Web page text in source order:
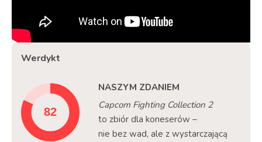
Werdykt
NASZYM ZDANIEM
Capcom Fighting Collection 2
to zbiór dla koneserów –
nie bez wad, ale z wystarczającą